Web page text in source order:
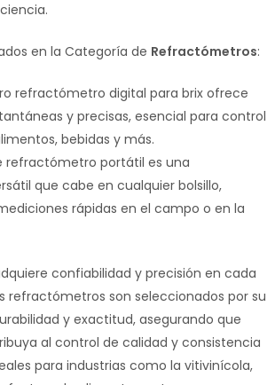
en la Categoría de Refractómetros:
refractómetro digital para brix ofrece
y precisas, esencial para control
bebidas y más.
refractómetro portátil es una
que cabe en cualquier bolsillo,
rápidas en el campo o en la
confiabilidad y precisión en cada
refractómetros son seleccionados por su
y exactitud, asegurando que
al control de calidad y consistencia
para industrias como la vitivinícola,